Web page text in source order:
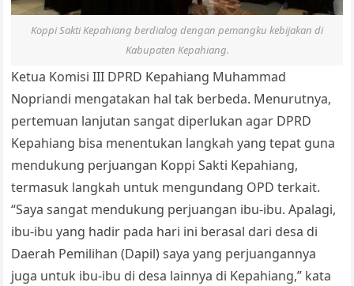
Koppi Sakti Kepahiang berdialog dengan pemangku kebijakan di
Kabupaten Kepahiang.
Ketua Komisi III DPRD Kepahiang Muhammad
Nopriandi mengatakan hal tak berbeda. Menurutnya,
pertemuan lanjutan sangat diperlukan agar DPRD
Kepahiang bisa menentukan langkah yang tepat guna
mendukung perjuangan Koppi Sakti Kepahiang,
termasuk langkah untuk mengundang OPD terkait.
“Saya sangat mendukung perjuangan ibu-ibu. Apalagi,
ibu-ibu yang hadir pada hari ini berasal dari desa di
Daerah Pemilihan (Dapil) saya yang perjuangannya
juga untuk ibu-ibu di desa lainnya di Kepahiang,” kata